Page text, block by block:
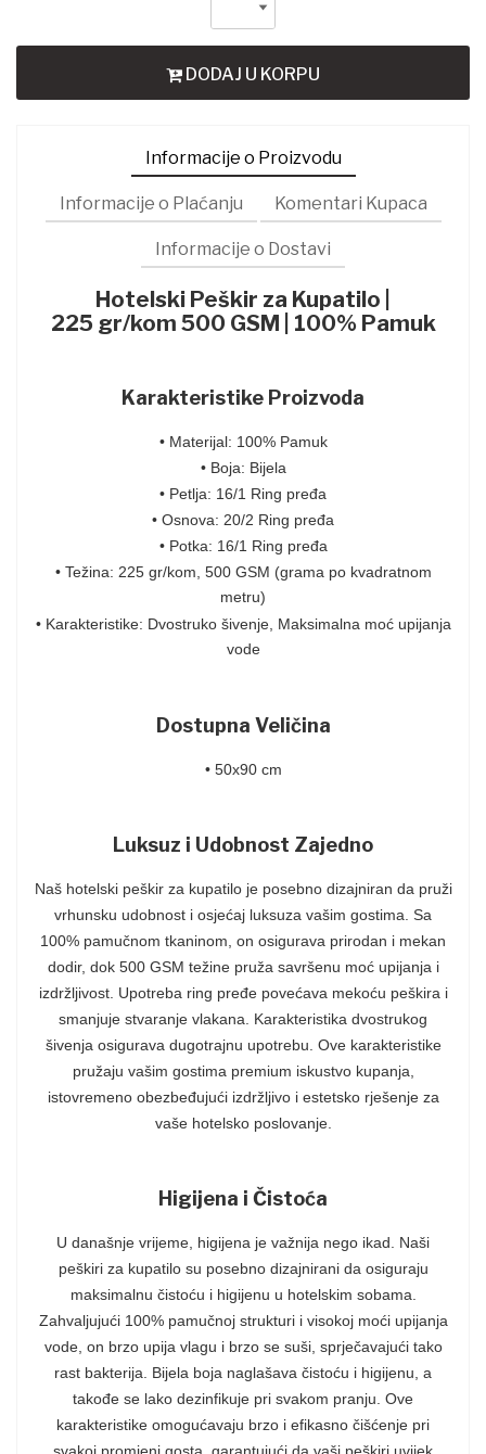
DODAJ U KORPU
Informacije o Proizvodu
Informacije o Plaćanju Komentari Kupaca
Informacije o Dostavi
Hotelski Peškir za Kupatilo |
225 gr/kom 500 GSM | 100% Pamuk
Karakteristike Proizvoda
• Materijal: 100% Pamuk
• Boja: Bijela
• Petlja: 16/1 Ring pređa
• Osnova: 20/2 Ring pređa
• Potka: 16/1 Ring pređa
• Težina: 225 gr/kom, 500 GSM (grama po kvadratnom
metru)
• Karakteristike: Dvostruko šivenje, Maksimalna moć upijanja
vode
Dostupna Veličina
• 50x90 cm
Luksuz i Udobnost Zajedno
Naš hotelski peškir za kupatilo je posebno dizajniran da pruži
vrhunsku udobnost i osjećaj luksuza vašim gostima. Sa
100% pamučnom tkaninom, on osigurava prirodan i mekan
dodir, dok 500 GSM težine pruža savršenu moć upijanja i
izdržljivost. Upotreba ring pređe povećava mekoću peškira i
smanjuje stvaranje vlakana. Karakteristika dvostrukog
šivenja osigurava dugotrajnu upotrebu. Ove karakteristike
pružaju vašim gostima premium iskustvo kupanja,
istovremeno obezbeđujući izdržljivo i estetsko rješenje za
vaše hotelsko poslovanje.
Higijena i Čistoća
U današnje vrijeme, higijena je važnija nego ikad. Naši
peškiri za kupatilo su posebno dizajnirani da osiguraju
maksimalnu čistoću i higijenu u hotelskim sobama.
Zahvaljujući 100% pamučnoj strukturi i visokoj moći upijanja
vode, on brzo upija vlagu i brzo se suši, sprječavajući tako
rast bakterija. Bijela boja naglašava čistoću i higijenu, a
takođe se lako dezinfikuje pri svakom pranju. Ove
karakteristike omogućavaju brzo i efikasno čišćenje pri